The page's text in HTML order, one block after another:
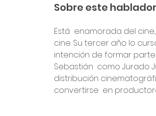
Sobre este
Está  enamorada del
cine. Su tercer año lo
intención de formar
Sebastián  como Jurado
distribución
convertirse  en